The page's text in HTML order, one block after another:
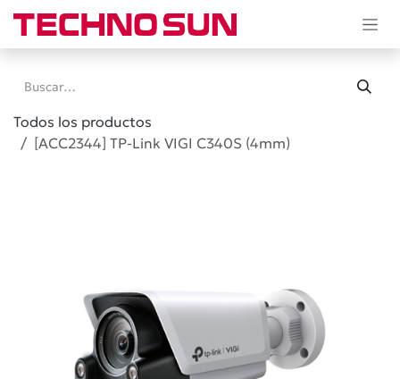
Ir al contenido
Todos los productos
[ACC2344] TP-Link VIGI C340S (4mm)